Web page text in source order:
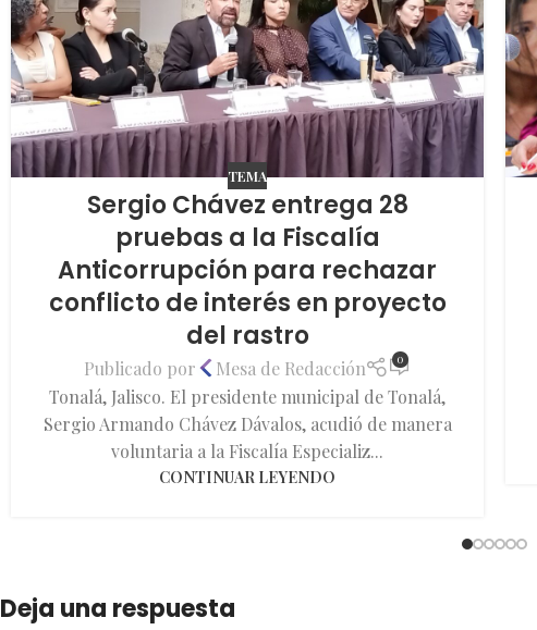
TEMA
Sergio Chávez entrega 28
pruebas a la Fiscalía
Anticorrupción para rechazar
conflicto de interés en proyecto
del rastro
Publicado por Mesa de Redacción 0
Tonalá, Jalisco. El presidente municipal de Tonalá,
Sergio Armando Chávez Dávalos, acudió de manera
voluntaria a la Fiscalía Especializ...
CONTINUAR LEYENDO
Deja una respuesta